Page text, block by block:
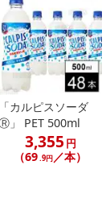
「カルピスソーダ
」 PET 500ml
3,355 円
（69.9円／本）